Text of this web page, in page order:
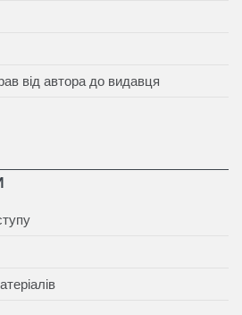
від автора до видавця